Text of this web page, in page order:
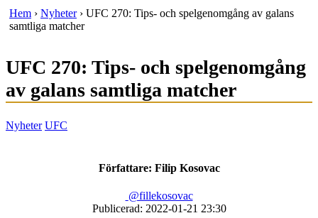
Hem › Nyheter› UFC 270: Tips- och spelgenomgång av galans
samtliga matcher
UFC 270: Tips- och spelgenomgång
av galans samtliga matcher
Nyheter UFC
Författare: Filip Kosovac
@fillekosovac
Publicerad: 2022-01-21 23:30